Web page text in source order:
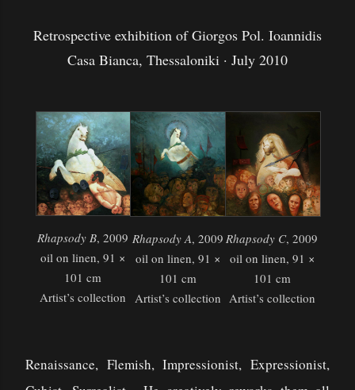
Retrospective exhibition of Giorgos Pol. Ioannidis
Casa Bianca, Thessaloniki · July 2010
Rhapsody B, 2009
oil on linen, 91 ×
101 cm
Artist’s collection
Rhapsody A, 2009
oil on linen, 91 ×
101 cm
Artist’s collection
Rhapsody C, 2009
oil on linen, 91 ×
101 cm
Artist’s collection
Renaissance, Flemish, Impressionist, Expressionist,